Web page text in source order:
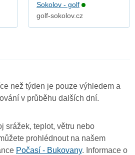
Sokolov - golf
golf-sokolov.cz
než týden je pouze výhledem a
v průběhu dalších dní.
srážek, teplot, větru nebo
prohlédnout na našem
Počasí - Bukovany. Informace o